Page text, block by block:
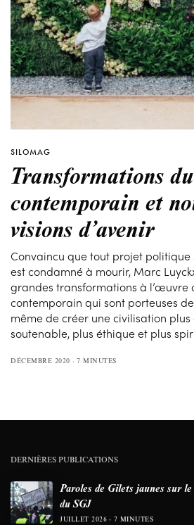
SILOMAG
Transformations
contemporain et
visions d’avenir
Convaincu que tout projet politique
est condamné à mourir, Marc
grandes transformations à l’œuvre
contemporain qui sont porteuses
même de créer une civilisation
soutenable, plus éthique et plus
DÉCEMBRE 2020 7 MINUTES
DERNIÈRES PUBLICATIONS
Paroles de Gilets jaunes sur
du SGJ
JUILLET 2026 7 MINUTES